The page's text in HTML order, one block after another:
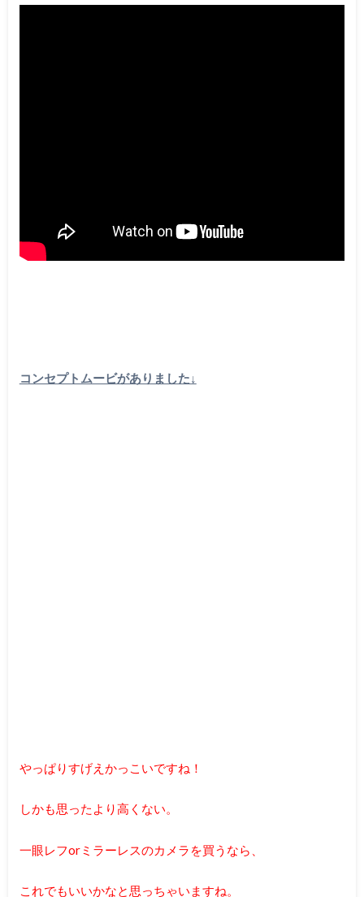
コンセプトムービがありました↓
やっぱりすげえかっこいですね！
しかも思ったより高くない。
一眼レフorミラーレスのカメラを買うなら、
これでもいいかなと思っちゃいますね。